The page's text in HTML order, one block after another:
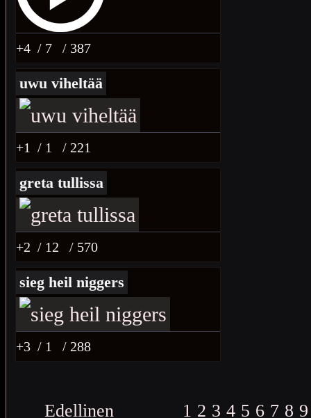
+4 / 7 / 387
uwu viheltää
+1 / 1 / 221
greta tullissa
+2 / 12 / 570
sieg heil niggers
+3 / 1 / 288
Edellinen 1 2 3 4 5 6 7 8 9